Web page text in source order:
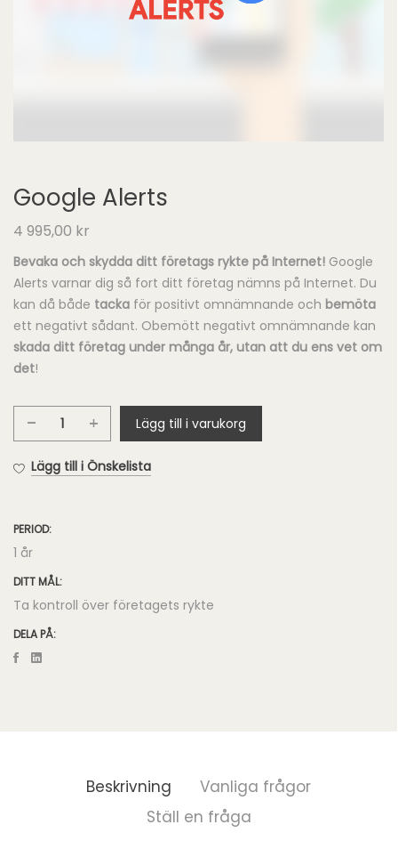
Google Alerts
4 995,00 kr
Bevaka och skydda ditt företags rykte på Internet! Google
Alerts varnar dig så fort ditt företag nämns på Internet. Du
kan då både tacka för positivt omnämnande och bemöta
ett negativt sådant. Obemött negativt omnämnande kan
skada ditt företag under många år, utan att du ens vet om
det!
Google
mängd
Lägg till i varukorg
Lägg till i Önskelista
PERIOD:
1 år
DITT MÅL:
Ta kontroll över företagets rykte
DELA PÅ:
Beskrivning
Vanliga frågor
Ställ en fråga